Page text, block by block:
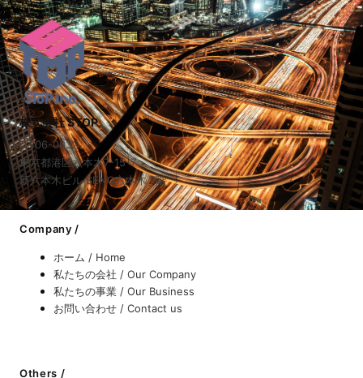
株式会社 STOP
〒106-0032
東京都港区六本木7-15-7
新六本木ビル SENQ六本木 7階
Company /
ホーム / Home
私たちの会社 / Our Company
私たちの事業 / Our Business
お問い合わせ / Contact us
Others /